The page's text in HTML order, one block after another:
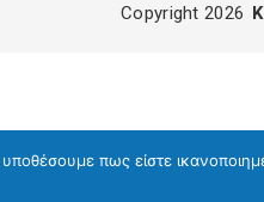
πως είστε
Copyright 2026